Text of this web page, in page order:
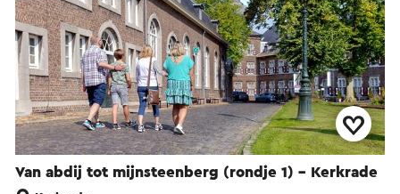
Van abdij tot mijnsteenberg (rondje 1) - Kerkrade